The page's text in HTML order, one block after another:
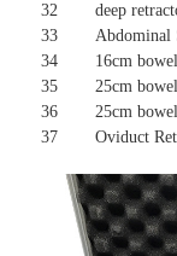
32
deep
33
Abdominal
34
16cm
35
25cm
36
25cm
37
Oviduct